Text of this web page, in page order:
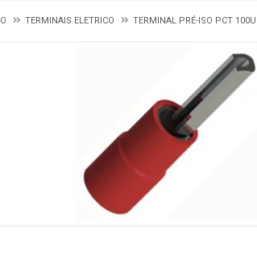
TERMINAIS ELETRICO TERMINAL PRÉ-ISO PCT